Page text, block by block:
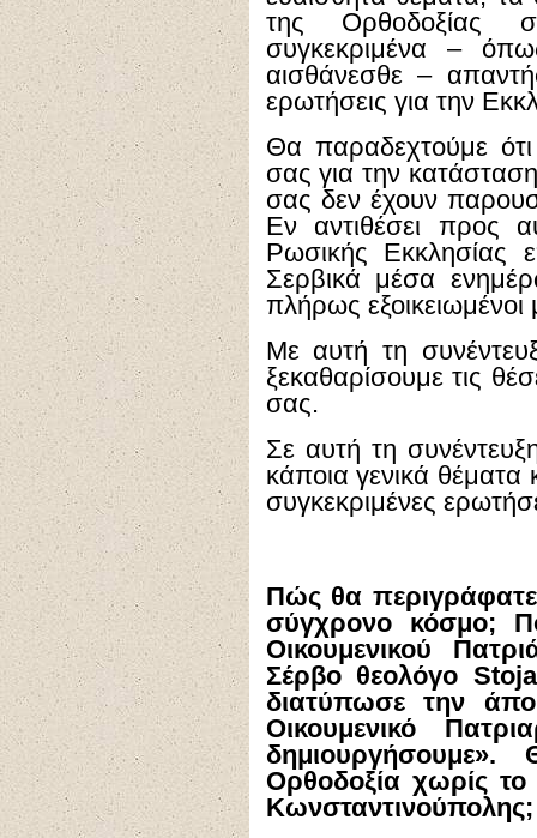
της Ορθοδοξίας
συγκεκριμένα –
αισθάνεσθε –
ερωτήσεις για την
Θα παραδεχτούμε
σας για την
σας δεν έχουν
Εν αντιθέσει προς
Ρωσικής Εκκλησίας
Σερβικά μέσα
πλήρως εξοικειωμένοι
Με αυτή τη
ξεκαθαρίσουμε τις
σας.
Σε αυτή τη
κάποια γενικά
συγκεκριμένες
Πώς θα
σύγχρονο κόσμο;
Οικουμενικού
Σέρβο θεολόγο
διατύπωσε την
Οικουμενικό
Ορθοδοξία χωρίς το
Κωνσταντινούπολης;